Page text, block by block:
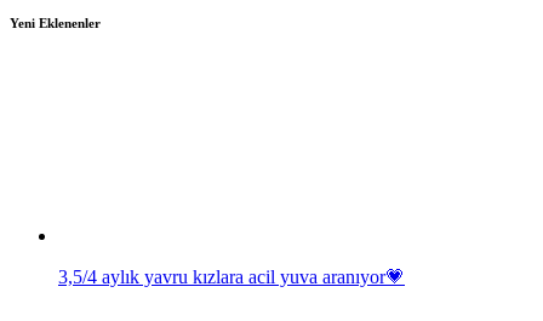
Yeni Eklenenler
3,5/4 aylık yavru kızlara acil yuva aranıyor💗